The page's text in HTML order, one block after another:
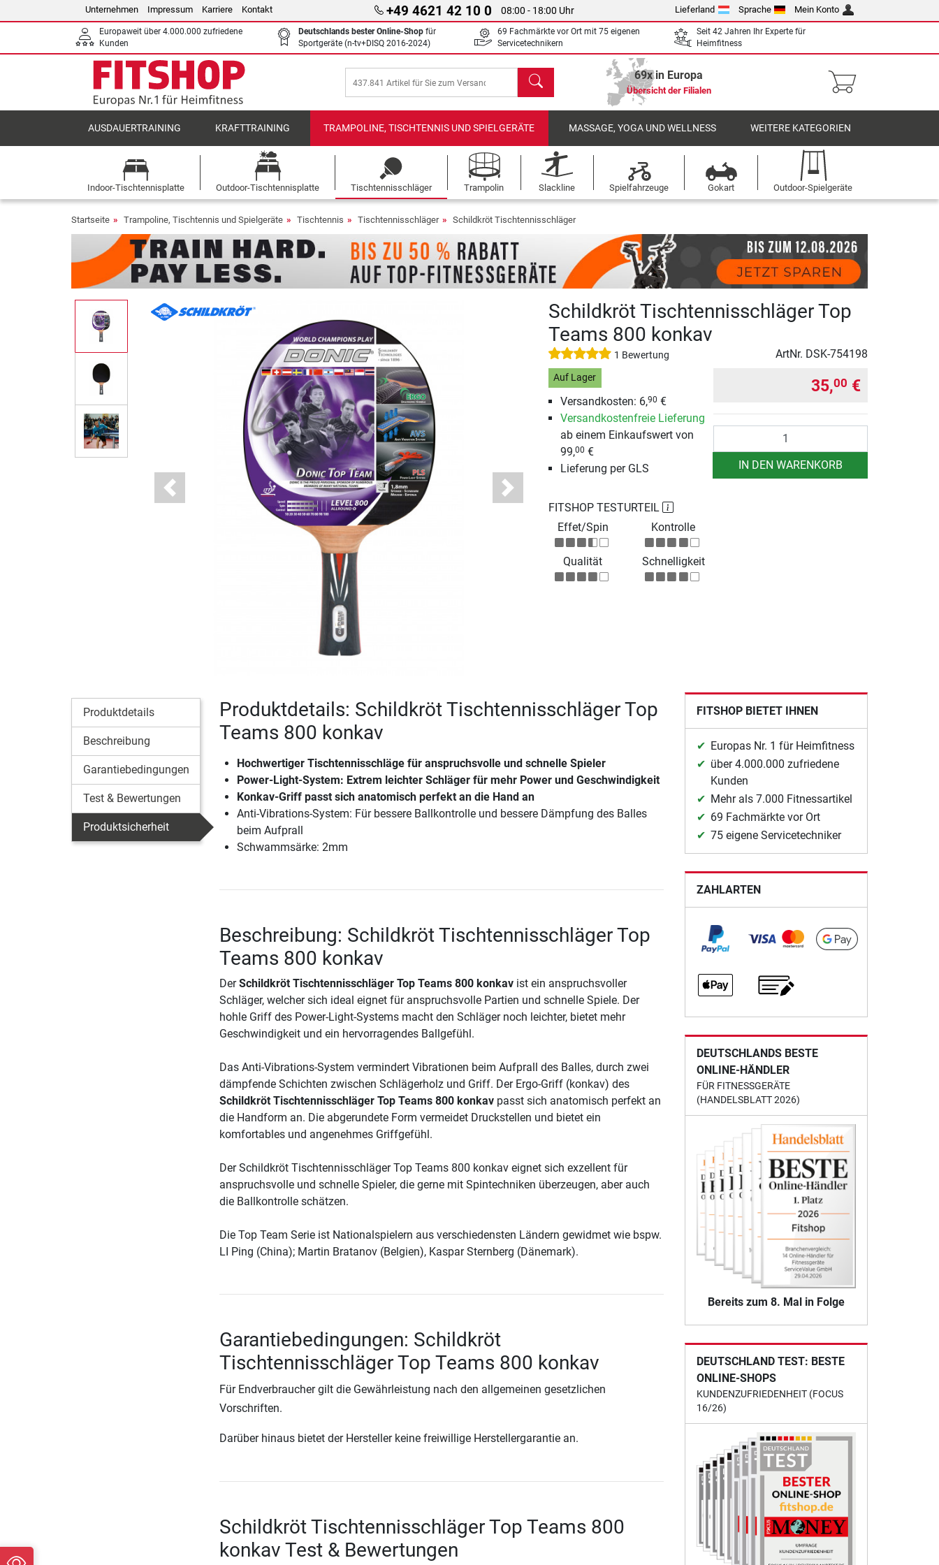
Unternehmen Impressum Karriere Kontakt +49 4621 42 10 0 08:00 - 18:00 Uhr Lieferland Sprache Mein Konto
Europaweit über 4.000.000 zufriedene
Kunden
Deutschlands bester Online-Shop für
Sportgeräte (n-tv+DISQ 2016-2024)
69 Fachmärkte vor Ort mit 75 eigenen
Servicetechnikern
Seit 42 Jahren Ihr Experte für
Heimfitness
Suchen 69x in Europa
Übersicht der Filialen
AUSDAUERTRAINING KRAFTTRAINING TRAMPOLINE, TISCHTENNIS UND SPIELGERÄTE MASSAGE, YOGA UND WELLNESS WEITERE KATEGORIEN
Indoor-Tischtennisplatte Outdoor-Tischtennisplatte Tischtennisschläger Trampolin Slackline Spielfahrzeuge Gokart Outdoor-Spielgeräte
Startseite Trampoline, Tischtennis und Spielgeräte Tischtennis Tischtennisschläger Schildkröt Tischtennisschläger
Previous Next
Schildkröt Tischtennisschläger Top
Teams 800 konkav
1 Bewertung ArtNr. DSK-754198
Auf Lager
Versandkosten: 6,90 €
Versandkostenfreie Lieferung
ab einem Einkaufswert von
99,00 €
Lieferung per GLS
35,00 €
IN DEN WARENKORB
FITSHOP TESTURTEIL
Effet/Spin
Kontrolle
Qualität Schnelligkeit
Produktdetails
Beschreibung
Garantiebedingungen
Test & Bewertungen
Produktsicherheit
Produktdetails: Schildkröt Tischtennisschläger Top
Teams 800 konkav
Hochwertiger Tischtennisschläge für anspruchsvolle und schnelle Spieler
Power-Light-System: Extrem leichter Schläger für mehr Power und Geschwindigkeit
Konkav-Griff passt sich anatomisch perfekt an die Hand an
Anti-Vibrations-System: Für bessere Ballkontrolle und bessere Dämpfung des Balles
beim Aufprall
Schwammsärke: 2mm
Beschreibung: Schildkröt Tischtennisschläger Top
Teams 800 konkav
DerSchildkröt Tischtennisschläger Top Teams 800 konkavist ein anspruchsvoller
Schläger, welcher sich ideal eignet für anspruchsvolle Partien und schnelle Spiele. Der
hohle Griff des Power-Light-Systems macht den Schläger noch leichter, bietet mehr
Geschwindigkeit und ein hervorragendes Ballgefühl.
Das Anti-Vibrations-System vermindert Vibrationen beim Aufprall des Balles, durch zwei
dämpfende Schichten zwischen Schlägerholz und Griff. Der Ergo-Griff (konkav) des
Schildkröt Tischtennisschläger Top Teams 800 konkavpasst sich anatomisch perfekt an
die Handform an. Die abgerundete Form vermeidet Druckstellen und bietet ein
komfortables und angenehmes Griffgefühl.
Der Schildkröt Tischtennisschläger Top Teams 800 konkav eignet sich exzellent für
anspruchsvolle und schnelle Spieler, die gerne mit Spintechniken überzeugen, aber auch
die Ballkontrolle schätzen.
Die Top Team Serie ist Nationalspielern aus verschiedensten Ländern gewidmet wie bspw.
LI Ping (China); Martin Bratanov (Belgien), Kaspar Sternberg (Dänemark).
Garantiebedingungen: Schildkröt
Tischtennisschläger Top Teams 800 konkav
Für Endverbraucher gilt die Gewährleistung nach den allgemeinen gesetzlichen
Vorschriften.
Darüber hinaus bietet der Hersteller keine freiwillige Herstellergarantie an.
Schildkröt Tischtennisschläger Top Teams 800
konkav Test & Bewertungen
FITSHOP BIETET IHNEN
Europas Nr. 1 für Heimfitness
über 4.000.000 zufriedene
Kunden
Mehr als 7.000 Fitnessartikel
69 Fachmärkte vor Ort
75 eigene Servicetechniker
ZAHLARTEN
DEUTSCHLANDS BESTE
ONLINE-HÄNDLER
FÜR FITNESSGERÄTE
(HANDELSBLATT 2026)
Bereits zum 8. Mal in Folge
DEUTSCHLAND TEST: BESTE
ONLINE-SHOPS
KUNDENZUFRIEDENHEIT (FOCUS
16/26)